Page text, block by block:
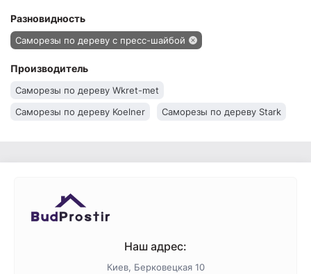
Разновидность
Саморезы по дереву с пресс-шайбой
Производитель
Саморезы по дереву Wkret-met
Саморезы по дереву Koelner
Саморезы по дереву Stark
Наш адрес:
Киев, Берковецкая 10